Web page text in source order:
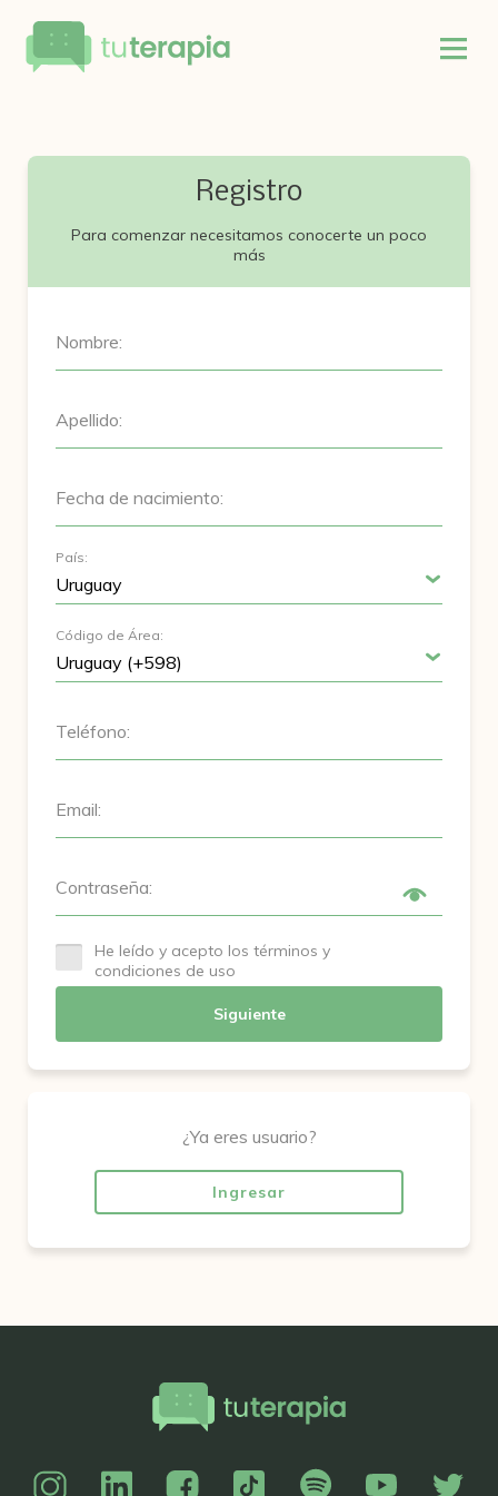
Registro
Para comenzar necesitamos conocerte un poco
más
Nombre:
Apellido:
Fecha de nacimiento:
País:
Código de Área:
Teléfono:
Email:
Contraseña:
He leído y acepto los términos y
condiciones de uso
Siguiente
¿Ya eres usuario?
Ingresar